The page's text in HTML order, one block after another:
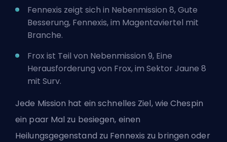
Fennexis zeigt sich in Nebenmission 8, Gute
Besserung, Fennexis, im Magentaviertel mit
Branche.
Frox ist Teil von Nebenmission 9, Eine
Herausforderung von Frox, im Sektor Jaune 8
mit Surv.
Jede Mission hat ein schnelles Ziel, wie Chespin
ein paar Mal zu besiegen, einen
Heilungsgegenstand zu Fennexis zu bringen oder